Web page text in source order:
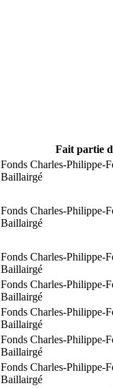
Fait partie
Fonds Charles-Philippe-
Baillairgé
Fonds Charles-Philippe-
Baillairgé
Fonds Charles-Philippe-
Baillairgé
Fonds Charles-Philippe-
Baillairgé
Fonds Charles-Philippe-
Baillairgé
Fonds Charles-Philippe-
Baillairgé
Fonds Charles-Philippe-
Baillairgé